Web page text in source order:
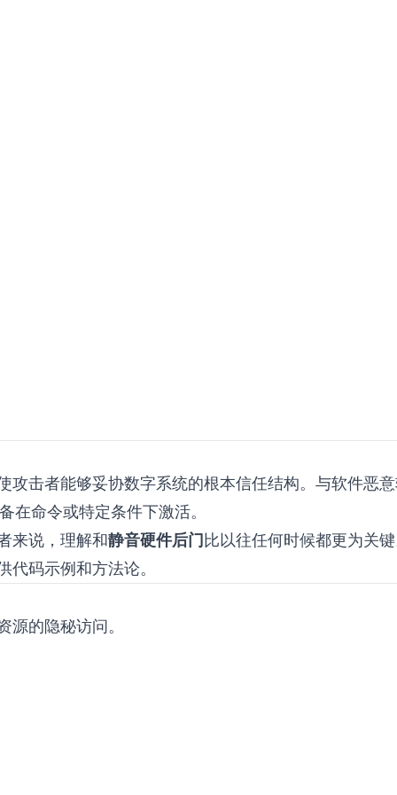
攻击者能够妥协数字系统的根本信任结构。与软件恶
命令或特定条件下激活。
来说，理解和静音硬件后门 比以往任何时候都更为关
码示例和方法论。
的隐秘访问。